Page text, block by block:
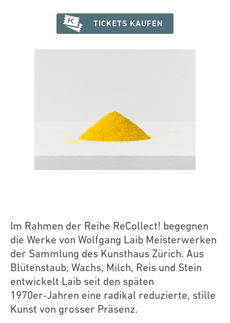
TICKETS KAUFEN
Im Rahmen der Reihe ReCollect! begegnen
die Werke von Wolfgang Laib Meisterwerken
der Sammlung des Kunsthaus Zürich. Aus
Blütenstaub, Wachs, Milch, Reis und Stein
entwickelt Laib seit den späten
1970er‑Jahren eine radikal reduzierte, stille
Kunst von grosser Präsenz.